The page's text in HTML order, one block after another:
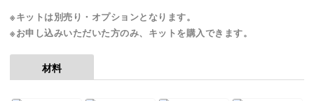
※キットは別売り・オプションとなります。
※お申し込みいただいた方のみ、キットを購入できます。
材料